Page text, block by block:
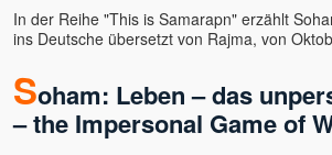
Gerhard Schrabal
Gopal
Gurpreet
Hajo Michels - Kongresse
Scheinheilig!
In der Reihe "This is Samarapn" erzählt
ins Deutsche übersetzt von Rajma, von
Soham: Leben – das
– the Impersonal Game of